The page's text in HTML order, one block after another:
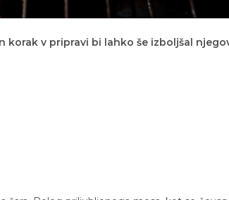
korak v pripravi bi lahko še izboljšal